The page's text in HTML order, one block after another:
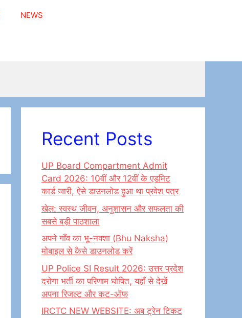
NEWS
Recent Posts
UP Board Compartment Admit
Card 2026: 10वीं और 12वीं के एडमिट
कार्ड जारी, ऐसे डाउनलोड हुआ था प्रवेश पत्र
खेल: स्वस्थ जीवन, अनुशासन और सफलता की
सबसे बड़ी पाठशाला
अपने गाँव का भू-नक्शा (Bhu Naksha)
मोबाइल से कैसे डाउनलोड करें
UP Police SI Result 2026: उत्तर प्रदेश
दरोगा भर्ती का परिणाम घोषित, यहाँ से देखें
अपना रिजल्ट और कट-ऑफ
IRCTC NEW WEBSITE: अब ट्रेन टिकट